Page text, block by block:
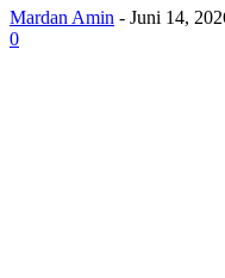
Mardan Amin - Juni 14,
0